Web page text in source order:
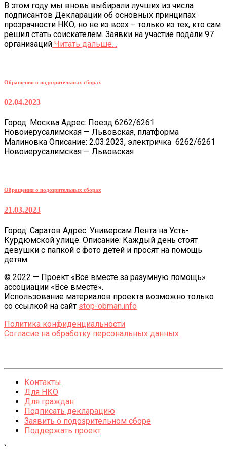
В этом году мы вновь выбирали лучших из числа
подписантов Декларации об основных принципах
прозрачности НКО, но не из всех – только из тех, кто сам
решил стать соискателем. Заявки на участие подали 97
организаций Читать дальше…
Обращения о подозрительных сборах
02.04.2023
Город: Москва Адрес: Поезд 6262/6261
Новоиерусалимская — Львовская, платформа
Малиновка Описание: 2.03.2023, электричка 6262/6261
Новоиерусалимская — Львовская
Обращения о подозрительных сборах
21.03.2023
Город: Саратов Адрес: Универсам Лента на Усть-
Курдюмской улице. Описание: Каждый день стоят
девушки с папкой с фото детей и просят на помощь
детям
© 2022 — Проект «Все вместе за разумную помощь»
ассоциации «Все вместе».
Использование материалов проекта возможно только
со ссылкой на сайт stop-obman.info
Политика конфиденциальности
Согласие на обработку персональных данных
Контакты
Для НКО
Для граждан
Подписать декларацию
Заявить о подозрительном сборе
Поддержать проект
`